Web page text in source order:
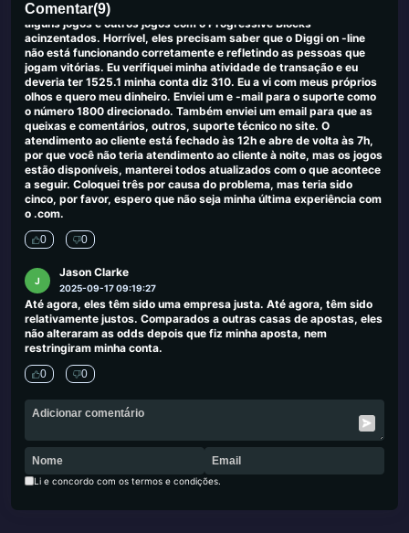
Comentar(9)
meu dinheiro que disse que Win 900.740, etc. A tela congelou em
alguns jogos e outros jogos com o Progressive Blocks
acinzentados. Horrível, eles precisam saber que o Diggi on -line
não está funcionando corretamente e refletindo as pessoas que
jogam vitórias. Eu verifiquei minha atividade de transação e eu
deveria ter 1525.1 minha conta diz 310. Eu a vi com meus próprios
olhos e quero meu dinheiro. Enviei um e -mail para o suporte como
o número 1800 direcionado. Também enviei um email para que as
queixas e comentários, outros, suporte técnico no site. O
atendimento ao cliente está fechado às 12h e abre de volta às 7h,
por que você não teria atendimento ao cliente à noite, mas os jogos
estão disponíveis, manterei todos atualizados com o que acontece
a seguir. Coloquei três por causa do problema, mas teria sido
cinco, por favor, espero que não seja minha última experiência com
o .com.
0 0
J
Jason Clarke
2025-09-17 09:19:27
Até agora, eles têm sido uma empresa justa. Até agora, têm sido
relativamente justos. Comparados a outras casas de apostas, eles
não alteraram as odds depois que fiz minha aposta, nem
restringiram minha conta.
0 0
Li e concordo com os termos e condições.